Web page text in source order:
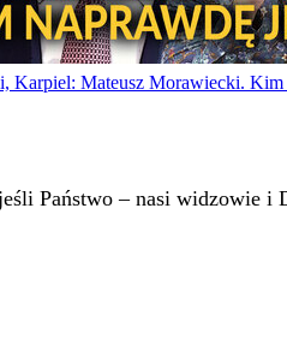
Karpiel: Mateusz Morawiecki. Kim
Państwo – nasi widzowie i